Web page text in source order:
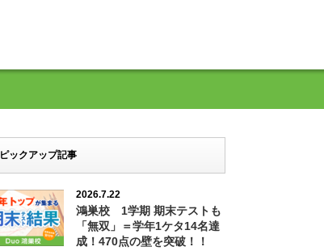
ピックアップ記事
2026.7.22
鴻巣校 1学期 期末テストも
「無双」＝学年1ケタ14名達
成！470点の壁を突破！！